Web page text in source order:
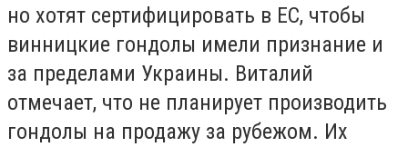
но хотят сертифицировать в ЕС, чтобы
винницкие гондолы имели признание и
за пределами Украины. Виталий
отмечает, что не планирует производить
гондолы на продажу за рубежом. Их